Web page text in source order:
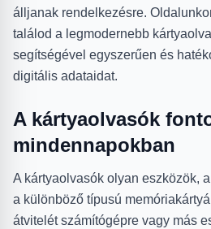
álljanak rendelkezésre.
találod a legmodernebb
segítségével egyszerűen és
digitális adataidat.
A kártyaolvasók
mindennapokban
A kártyaolvasók olyan eszközök,
a különböző típusú
átvitelét számítógépre vagy más